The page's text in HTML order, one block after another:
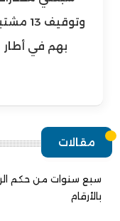
وتوقيف 13
بهم في أطار
مقالات
سبع سنوات من حكم
بالأرقام